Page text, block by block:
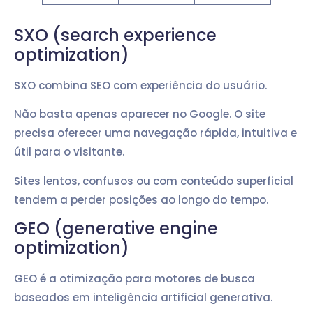
SXO (search experience
optimization)
SXO combina SEO com experiência do usuário.
Não basta apenas aparecer no Google. O site
precisa oferecer uma navegação rápida, intuitiva e
útil para o visitante.
Sites lentos, confusos ou com conteúdo superficial
tendem a perder posições ao longo do tempo.
GEO (generative engine
optimization)
GEO é a otimização para motores de busca
baseados em inteligência artificial generativa.